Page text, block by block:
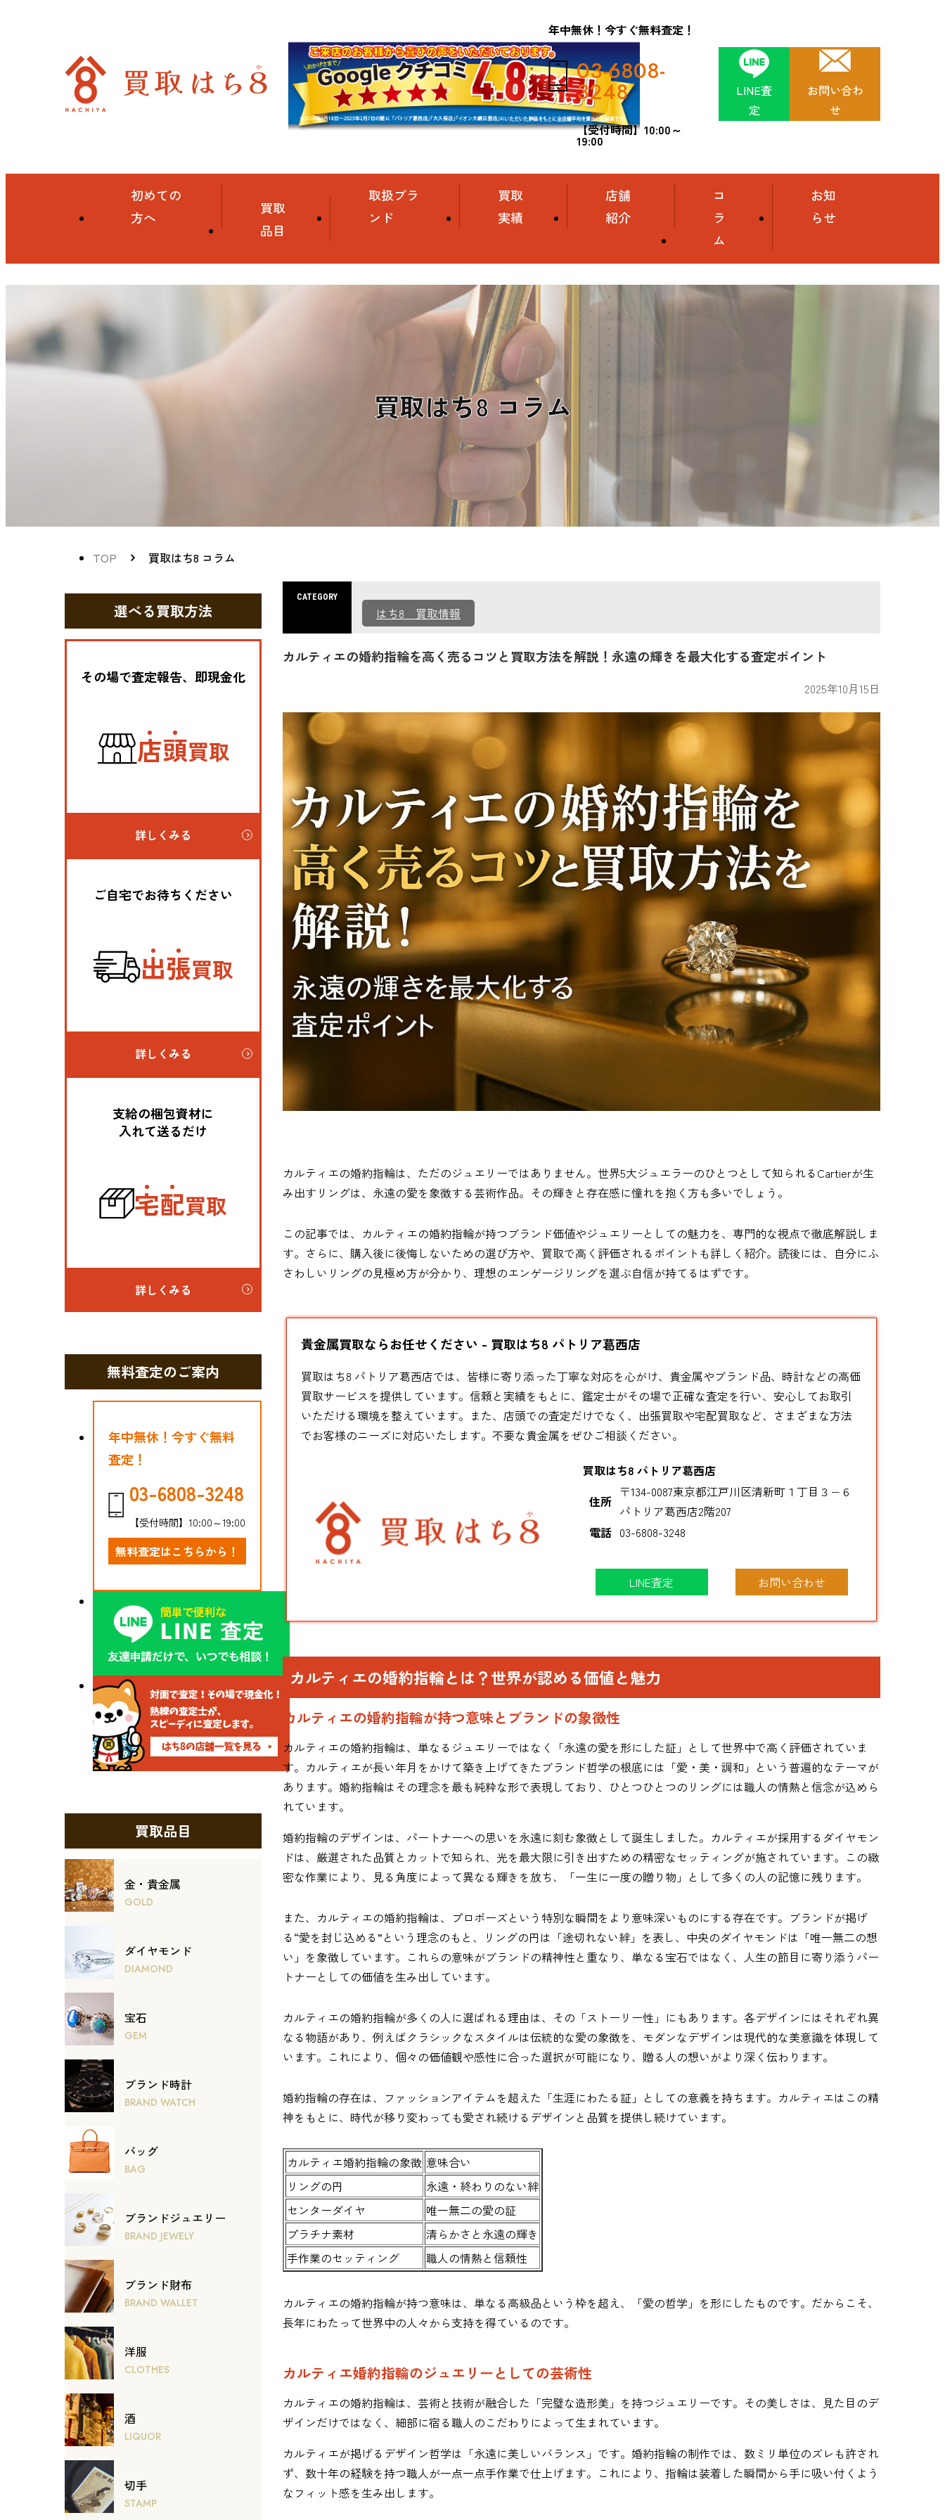
年中無休！今すぐ無料査定！
03-6808-
3248
【受付時間】10:00～
19:00
LINE査
定
お問い合わ
せ
初めての
方へ
買取
品目
取扱ブラ
ンド
買取
実績
店舗
紹介
コ
ラ
ム
お知
らせ
買取はち8 コラム
TOP 買取はち8 コラム
選べる買取方法
その場で査定報告、即現金化
店頭買取
詳しくみる
ご自宅でお待ちください
出張買取
詳しくみる
支給の梱包資材に
入れて送るだけ
宅配買取
詳しくみる
無料査定のご案内
年中無休！今すぐ無料
査定！
03-6808-3248
【受付時間】10:00～19:00
無料査定はこちらから！
買取品目
金・貴金属
GOLD
ダイヤモンド
DIAMOND
宝石
GEM
ブランド時計
BRAND WATCH
バッグ
BAG
ブランドジュエリー
BRAND JEWELY
ブランド財布
BRAND WALLET
洋服
CLOTHES
酒
LIQUOR
切手
STAMP
CATEGORY
はち8 買取情報
カルティエの婚約指輪を高く売るコツと買取方法を解説！永遠の輝きを最大化する査定ポイント
2025年10月15日
カルティエの婚約指輪は、ただのジュエリーではありません。世界5大ジュエラーのひとつとして知られるCartierが生
み出すリングは、永遠の愛を象徴する芸術作品。その輝きと存在感に憧れを抱く方も多いでしょう。
この記事では、カルティエの婚約指輪が持つブランド価値やジュエリーとしての魅力を、専門的な視点で徹底解説しま
す。さらに、購入後に後悔しないための選び方や、買取で高く評価されるポイントも詳しく紹介。読後には、自分にふ
さわしいリングの見極め方が分かり、理想のエンゲージリングを選ぶ自信が持てるはずです。
貴金属買取ならお任せください - 買取はち8 パトリア葛西店
買取はち8 パトリア葛西店では、皆様に寄り添った丁寧な対応を心がけ、貴金属やブランド品、時計などの高価
買取サービスを提供しています。信頼と実績をもとに、鑑定士がその場で正確な査定を行い、安心してお取引
いただける環境を整えています。また、店頭での査定だけでなく、出張買取や宅配買取など、さまざまな方法
でお客様のニーズに対応いたします。不要な貴金属をぜひご相談ください。
買取はち8 パトリア葛西店
住所
〒134-0087東京都江戸川区清新町１丁目３−６
パトリア葛西店2階207
電話 03-6808-3248
LINE査定 お問い合わせ
カルティエの婚約指輪とは？世界が認める価値と魅力
カルティエの婚約指輪が持つ意味とブランドの象徴性
カルティエの婚約指輪は、単なるジュエリーではなく「永遠の愛を形にした証」として世界中で高く評価されていま
す。カルティエが長い年月をかけて築き上げてきたブランド哲学の根底には「愛・美・調和」という普遍的なテーマが
あります。婚約指輪はその理念を最も純粋な形で表現しており、ひとつひとつのリングには職人の情熱と信念が込めら
れています。
婚約指輪のデザインは、パートナーへの思いを永遠に刻む象徴として誕生しました。カルティエが採用するダイヤモン
ドは、厳選された品質とカットで知られ、光を最大限に引き出すための精密なセッティングが施されています。この緻
密な作業により、見る角度によって異なる輝きを放ち、「一生に一度の贈り物」として多くの人の記憶に残ります。
また、カルティエの婚約指輪は、プロポーズという特別な瞬間をより意味深いものにする存在です。ブランドが掲げ
る“愛を封じ込める”という理念のもと、リングの円は「途切れない絆」を表し、中央のダイヤモンドは「唯一無二の想
い」を象徴しています。これらの意味がブランドの精神性と重なり、単なる宝石ではなく、人生の節目に寄り添うパー
トナーとしての価値を生み出しています。
カルティエの婚約指輪が多くの人に選ばれる理由は、その「ストーリー性」にもあります。各デザインにはそれぞれ異
なる物語があり、例えばクラシックなスタイルは伝統的な愛の象徴を、モダンなデザインは現代的な美意識を体現して
います。これにより、個々の価値観や感性に合った選択が可能になり、贈る人の想いがより深く伝わります。
婚約指輪の存在は、ファッションアイテムを超えた「生涯にわたる証」としての意義を持ちます。カルティエはこの精
神をもとに、時代が移り変わっても愛され続けるデザインと品質を提供し続けています。
カルティエ婚約指輪の象徴 意味合い
リングの円
永遠・終わりのない絆
センターダイヤ
唯一無二の愛の証
プラチナ素材
清らかさと永遠の輝き
手作業のセッティング
職人の情熱と信頼性
カルティエの婚約指輪が持つ意味は、単なる高級品という枠を超え、「愛の哲学」を形にしたものです。だからこそ、
長年にわたって世界中の人々から支持を得ているのです。
カルティエ婚約指輪のジュエリーとしての芸術性
カルティエの婚約指輪は、芸術と技術が融合した「完璧な造形美」を持つジュエリーです。その美しさは、見た目のデ
ザインだけではなく、細部に宿る職人のこだわりによって生まれています。
カルティエが掲げるデザイン哲学は「永遠に美しいバランス」です。婚約指輪の制作では、数ミリ単位のズレも許され
ず、数十年の経験を持つ職人が一点一点手作業で仕上げます。これにより、指輪は装着した瞬間から手に吸い付くよう
なフィット感を生み出します。